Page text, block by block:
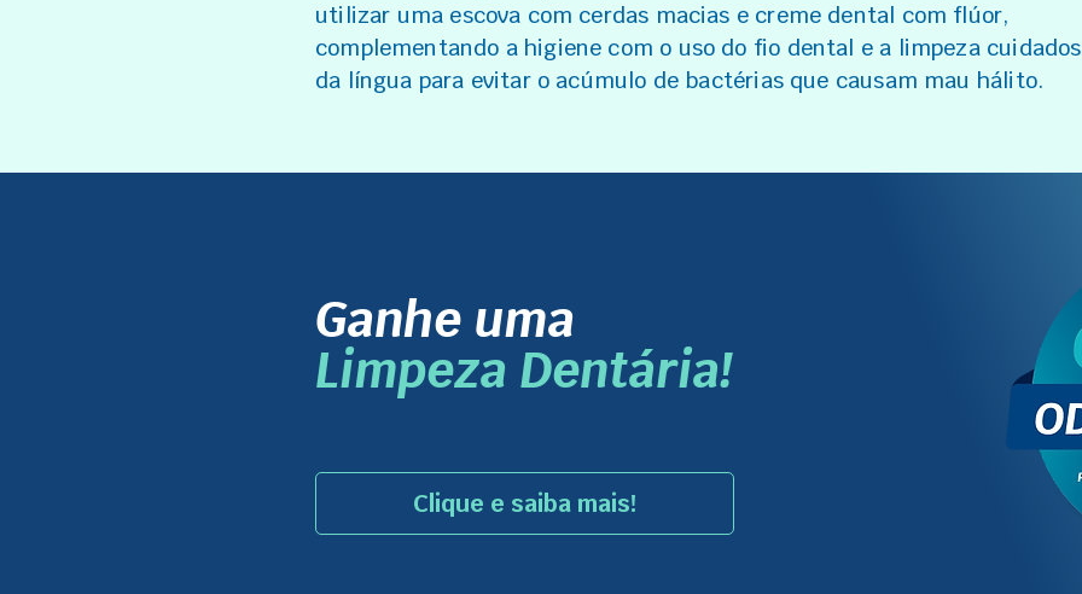
utilizar uma escova com cerdas macias e creme dental com flúor,
complementando a higiene com o uso do fio dental e a limpeza
da língua para evitar o acúmulo de bactérias que causam mau hálito.
Ganhe uma
Limpeza Dentária!
Clique e saiba mais!